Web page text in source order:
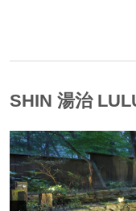
SHIN 湯治